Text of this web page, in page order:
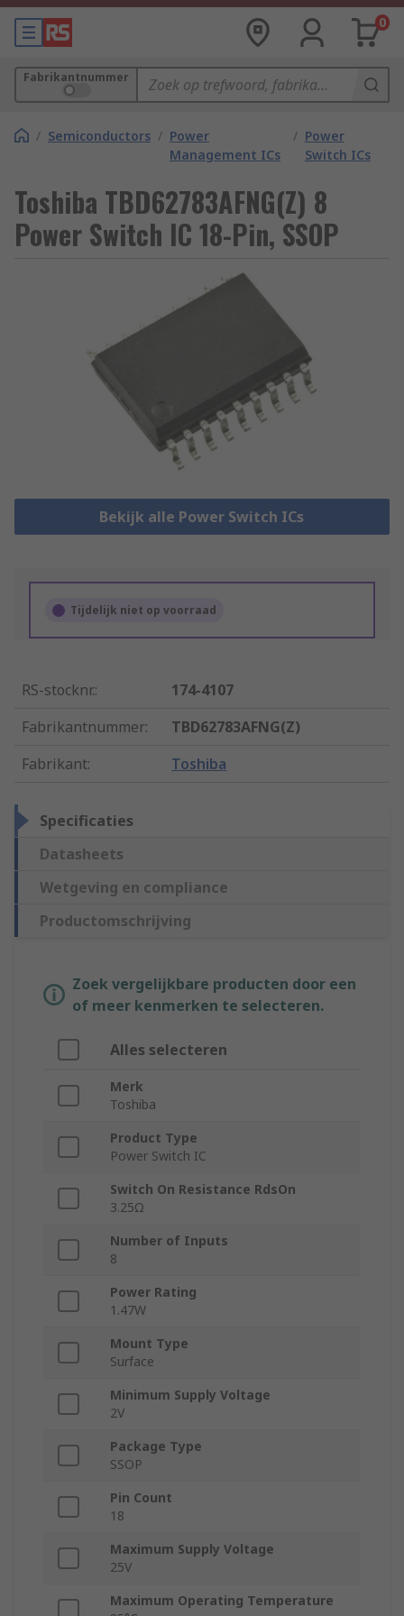
0
Fabrikantnummer
/ Semiconductors / Power
Management ICs
/ Power
Switch ICs
Toshiba TBD62783AFNG(Z) 8
Power Switch IC 18-Pin, SSOP
Bekijk alle Power Switch ICs
Tijdelijk niet op voorraad
RS-stocknr.:
174-4107
Fabrikantnummer:
TBD62783AFNG(Z)
Fabrikant: Toshiba
Specificaties
Datasheets
Wetgeving en compliance
Productomschrijving
Zoek vergelijkbare producten door een
of meer kenmerken te selecteren.
Alles selecteren
Merk
Toshiba
Product Type
Power Switch IC
Switch On Resistance RdsOn
3.25Ω
Number of Inputs
8
Power Rating
1.47W
Mount Type
Surface
Minimum Supply Voltage
2V
Package Type
SSOP
Pin Count
18
Maximum Supply Voltage
25V
Maximum Operating Temperature